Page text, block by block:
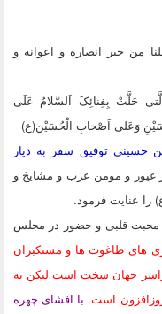
من خیر انصاره و اعوانه و
حَلَّتْ بِفِنائِکَ اَلسَّلامُ عَلَى
وَعَلى اَصْحابِ الْحُسَیْن(ع)
حسینی توفیق سفر به دیار
غیور و مومن عرب و مشایخ و
را عنایت فرمود.
قلبی و حضور در مجلس
های طاغوت ها و مستکبران
جهان سخت است لیکن به
است. با افشای چهره